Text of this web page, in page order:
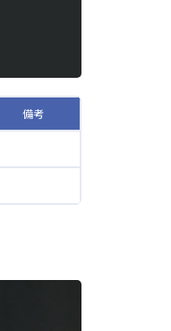
備考